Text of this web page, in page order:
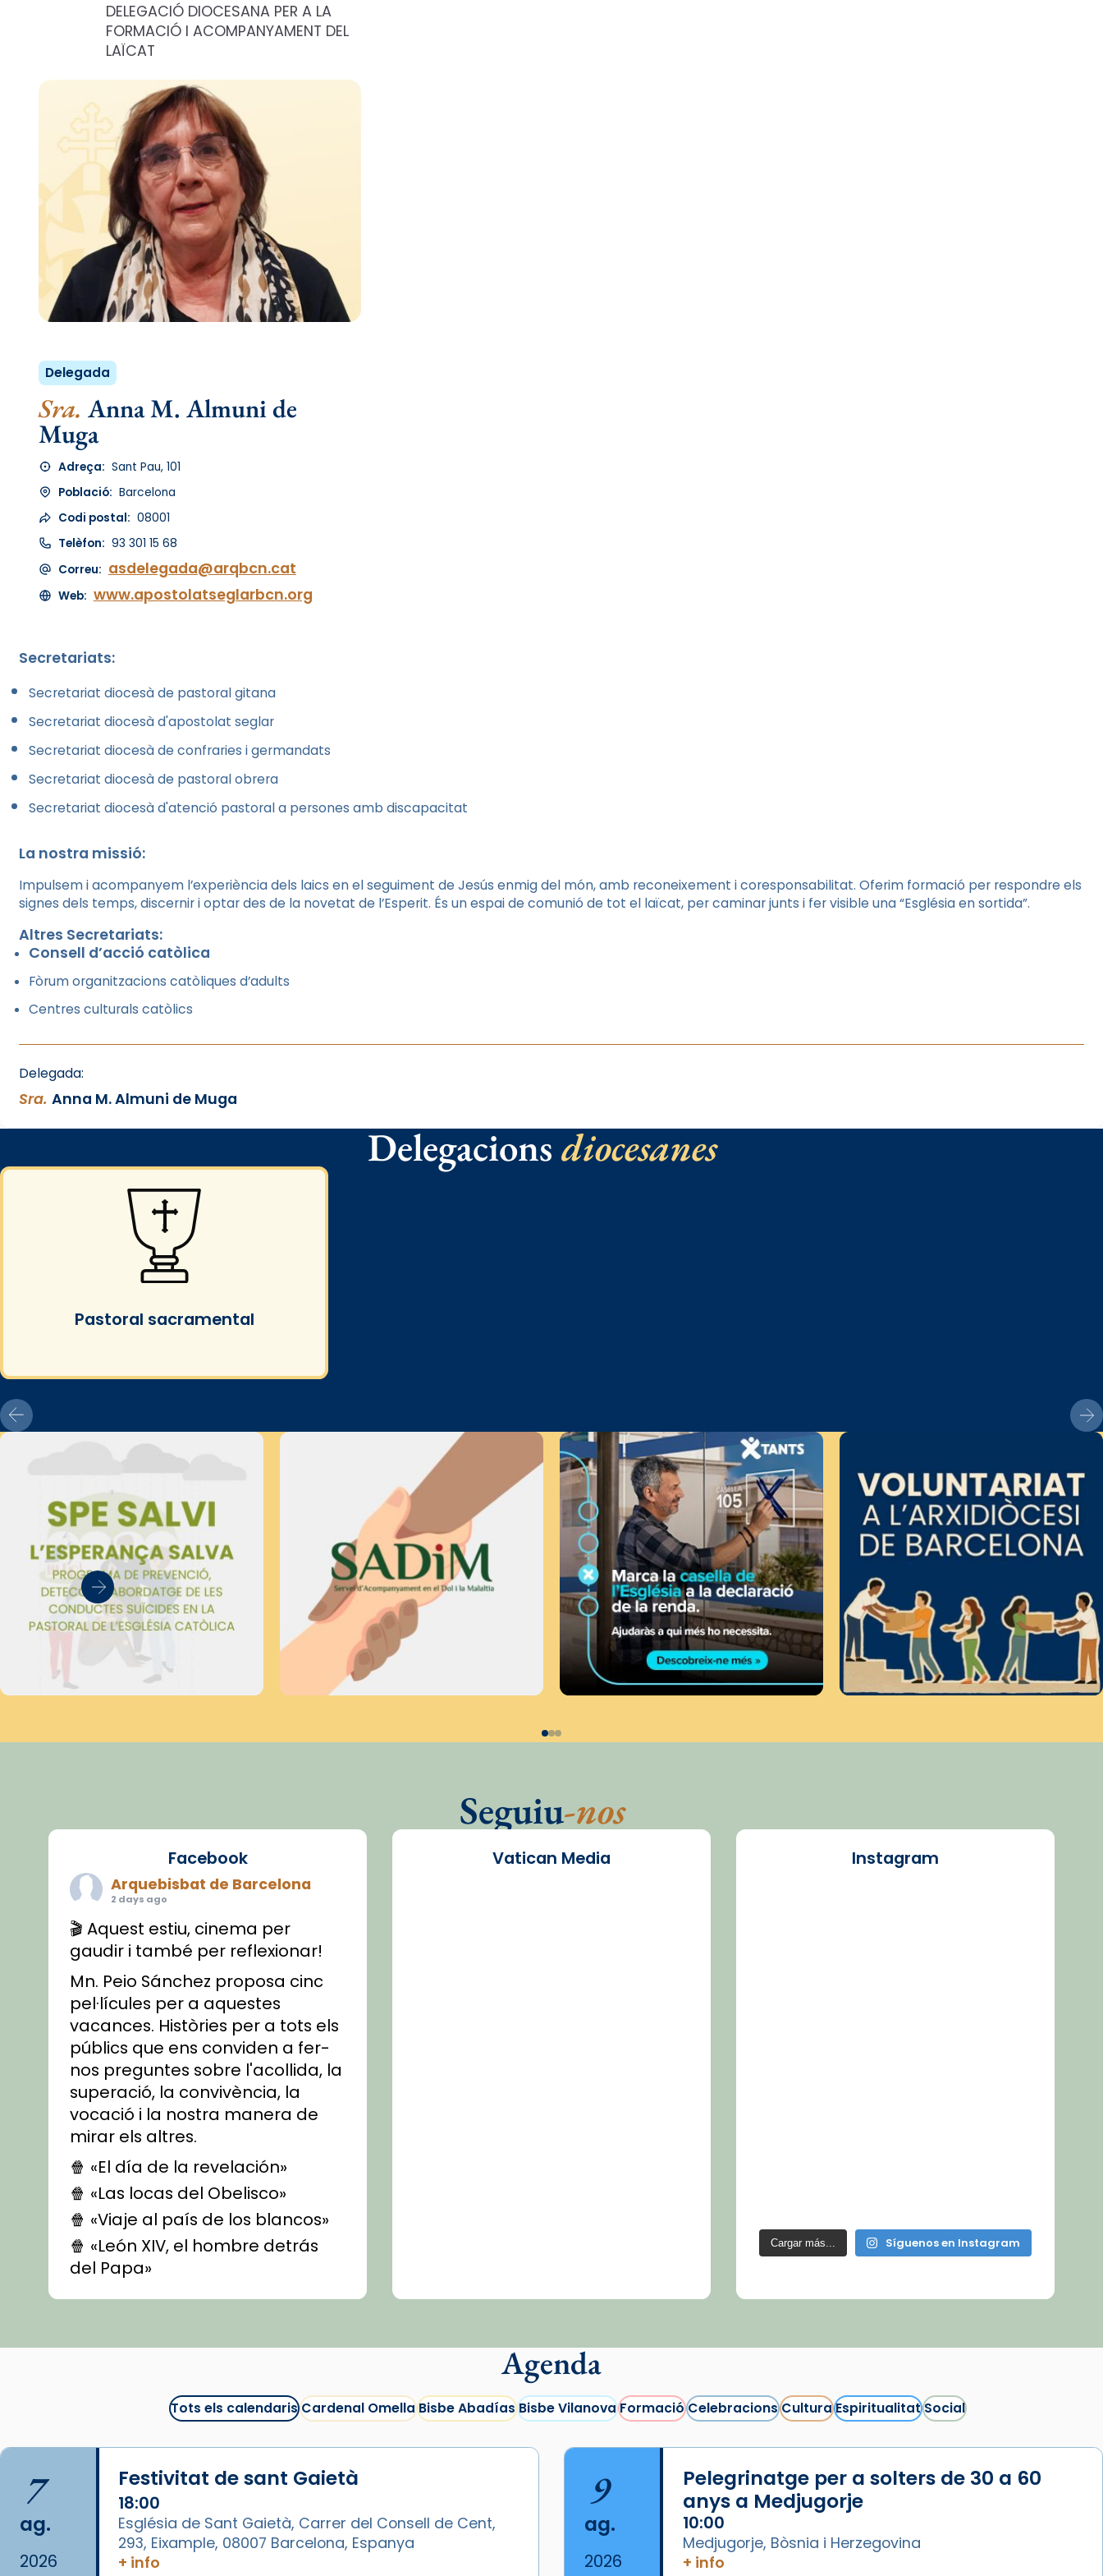
DELEGACIÓ DIOCESANA PER A LA
FORMACIÓ I ACOMPANYAMENT DEL
LAÏCAT
Delegada
Sra. Anna M. Almuni de
Muga
Adreça: Sant Pau, 101
Població: Barcelona
Codi postal: 08001
Telèfon: 93 301 15 68
Correu: asdelegada@arqbcn.cat
Web: www.apostolatseglarbcn.org
Secretariats:
Secretariat diocesà de pastoral gitana
Secretariat diocesà d'apostolat seglar
Secretariat diocesà de confraries i germandats
Secretariat diocesà de pastoral obrera
Secretariat diocesà d'atenció pastoral a persones amb discapacitat
La nostra missió:
Impulsem i acompanyem l’experiència dels laics en el seguiment de Jesús enmig del món, amb reconeixement i coresponsabilitat. Oferim formació per respondre els
signes dels temps, discernir i optar des de la novetat de l’Esperit. És un espai de comunió de tot el laïcat, per caminar junts i fer visible una “Església en sortida”.
Altres Secretariats:
Consell d’acció catòlica
Fòrum organitzacions catòliques d’adults
Centres culturals catòlics
Delegada:
Sra.Anna M. Almuni de Muga
Delegacionsdiocesanes
Pastoral sacramental
Seguiu-nos
Facebook
Arquebisbat de Barcelona
2 days ago
🎬 Aquest estiu, cinema per
gaudir i també per reflexionar!
Mn. Peio Sánchez proposa cinc
pel·lícules per a aquestes
vacances. Històries per a tots els
públics que ens conviden a fer-
nos preguntes sobre l'acollida, la
superació, la convivència, la
vocació i la nostra manera de
mirar els altres.
🍿 «El día de la revelación»
🍿 «Las locas del Obelisco»
🍿 «Viaje al país de los blancos»
🍿 «León XIV, el hombre detrás
del Papa»
🍿 «Las ovejas detectives»
recomanacions i prepara una
#CinemaEspiritualitual
@cinemaspiritcat
Imatge: Generada amb IA
(OpenAI)
Video
View on Facebook · Share
Arquebisbat de Barcelona
Vatican Media Instagram
Cargar más... Síguenos en Instagram
Agenda
Tots els calendarisCardenal OmellaBisbe AbadíasBisbe VilanovaFormacióCelebracionsCulturaEspiritualitatSocial
7
ag.
2026
Festivitat de sant Gaietà
18:00
Església de Sant Gaietà, Carrer del Consell de Cent,
293, Eixample, 08007 Barcelona, Espanya
+ info
9
ag.
2026
Pelegrinatge per a solters de 30 a 60
anys a Medjugorje
10:00
Medjugorje, Bòsnia i Herzegovina
+ info